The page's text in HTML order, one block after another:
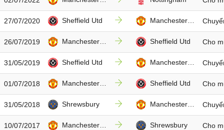
27/07/2020 Sheffield Utd Manchester Utd
26/07/2019 Manchester Utd Sheffield Utd Cho
31/05/2019 Sheffield Utd Manchester Utd
01/07/2018 Manchester Utd Sheffield Utd Cho
31/05/2018 Shrewsbury Manchester Utd
10/07/2017 Manchester Utd Shrewsbury Cho